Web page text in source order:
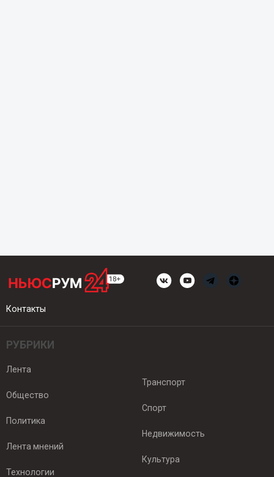
Контакты
РУБРИКИ
Лента
Общество
Политика
Лента мнений
Технологии
Транспорт
Спорт
Недвижимость
Культура